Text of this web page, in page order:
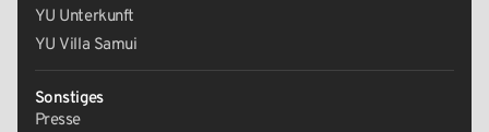
YU Unterkunft
YU Villa Samui
Sonstiges
Presse